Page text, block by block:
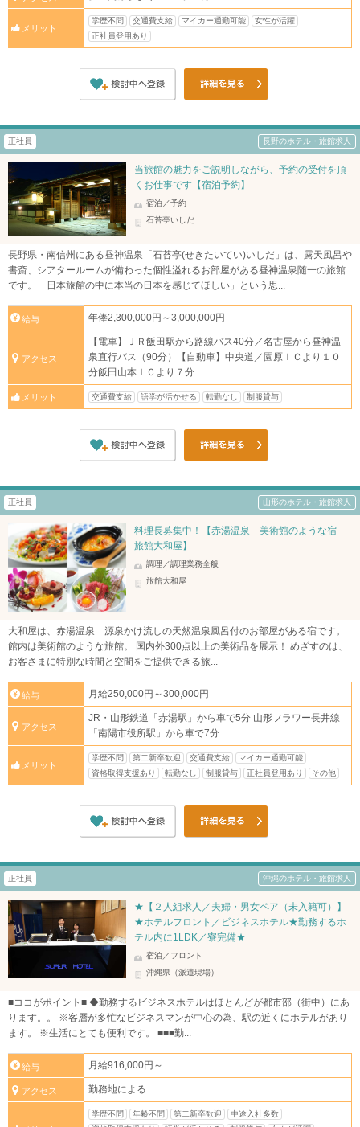
メリット
学歴不問 交通費支給 マイカー通勤可能
女性が活躍
正社員登用あり
正社員 長野のホテル・旅館求人
当旅館の魅力をご説明しながら、予約の受付を頂
くお仕事です【宿泊予約】
宿泊／予約
石苔亭いしだ
長野県・南信州にある昼神温泉「石苔亭(せきたいてい)いしだ」は、露天風呂や
書斎、シアタールームが備わった個性溢れるお部屋がある昼神温泉随一の旅館
です。「日本旅館の中に本当の日本を感じてほしい」という思...
給与 年俸2,300,000円～3,000,000円
アクセス
【電車】ＪＲ飯田駅から路線バス40分／名古屋から昼神温
泉直行バス（90分）【自動車】中央道／園原ＩＣより１０
分飯田山本ＩＣより７分
メリット 交通費支給 語学が活かせる 転勤なし 制服貸与
正社員 山形のホテル・旅館求人
料理長募集中！【赤湯温泉 美術館のような宿
旅館大和屋】
調理／調理業務全般
旅館大和屋
大和屋は、赤湯温泉 源泉かけ流しの天然温泉風呂付のお部屋がある宿です。
館内は美術館のような旅館。 国内外300点以上の美術品を展示！ めざすのは、
お客さまに特別な時間と空間をご提供できる旅...
給与 月給250,000円～300,000円
アクセス
JR・山形鉄道「赤湯駅」から車で5分 山形フラワー長井線
「南陽市役所駅」から車で7分
メリット
学歴不問 第二新卒歓迎 交通費支給
マイカー通勤可能
資格取得支援あり
転勤なし 制服貸与 正社員登用あり その他
正社員 沖縄のホテル・旅館求人
★【２人組求人／夫婦・男女ペア（未入籍可）】
★ホテルフロント／ビジネスホテル★勤務するホ
テル内に1LDK／寮完備★
宿泊／フロント
沖縄県（派遣現場）
■ココがポイント■ ◆勤務するビジネスホテルはほとんどが都市部（街中）にあ
ります。。 ※客層が多忙なビジネスマンが中心の為、駅の近くにホテルがあり
ます。 ※生活にとても便利です。 ■■■勤...
給与 月給916,000円～
アクセス 勤務地による
学歴不問 年齢不問 第二新卒歓迎
中途入社多数